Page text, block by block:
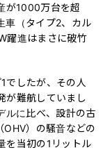
が1000万台を超
車（タイプ2、カル
躍進はまさに破竹
でしたが、その人
が難航していまし
ルに比べ、設計の古
OHV）の騒音などの
を当初の1リットル